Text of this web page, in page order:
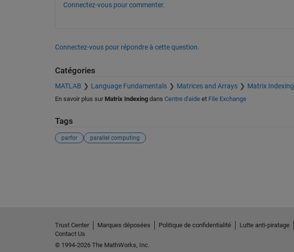
Connectez-vous pour commenter.
Connectez-vous pour répondre à cette question.
Catégories
MATLAB Language Fundamentals Matrices and Arrays Matrix Indexing
En savoir plus sur Matrix Indexingdans Centre d'aideet File Exchange
Tags
parfor parallel computing
Trust Center Marques déposées Politique de confidentialité Lutte anti-piratage
Contact Us
© 1994-2026 The MathWorks, Inc.